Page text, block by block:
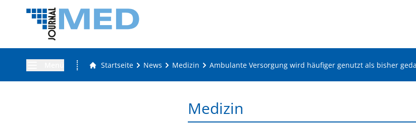
Startseite News Medizin Ambulante Versorgung wird häufiger genutzt als bisher
Medizin